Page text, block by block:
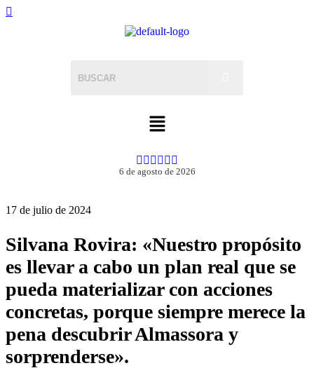
6 de agosto de 2026
17 de julio de 2024
Silvana Rovira: «Nuestro propósito
es llevar a cabo un plan real que se
pueda materializar con acciones
concretas, porque siempre merece la
pena descubrir Almassora y
sorprenderse».